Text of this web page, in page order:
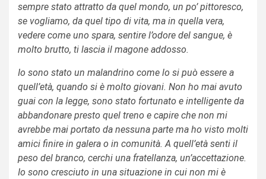
sempre stato attratto da quel mondo, un po’ pittoresco,
se vogliamo, da quel tipo di vita, ma in quella vera,
vedere come uno spara, sentire l’odore del sangue, è
molto brutto, ti lascia il magone addosso.
Io sono stato un malandrino come lo si può essere a
quell’età, quando si è molto giovani. Non ho mai avuto
guai con la legge, sono stato fortunato e intelligente da
abbandonare presto quel treno e capire che non mi
avrebbe mai portato da nessuna parte ma ho visto molti
amici finire in galera o in comunità. A quell’età senti il
peso del branco, cerchi una fratellanza, un’accettazione.
Io sono cresciuto in una situazione in cui non mi è